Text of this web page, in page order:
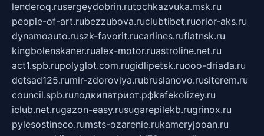
lenderoq.rusergeydobrin.rutochkazvuka.msk.ru
people-of-art.rubezzubova.ruclubtibet.ruorior-aks.ru
dynamoauto.ruszk-favorit.rucarlines.ruflatnsk.ru
kingbolenskaner.rualex-motor.ruastroline.net.ru
act1.spb.rupolyglot.com.rugidlipetsk.ruooo-driada.ru
detsad125.rumir-zdoroviya.rubruslanovo.rusiterem.ru
council.spb.ruлодкипатриот.рфkafekolizey.ru
iclub.net.rugazon-easy.rusugarepilekb.rugrinox.ru
pylesostineco.rumsts-ozarenie.rukameryjooan.ru